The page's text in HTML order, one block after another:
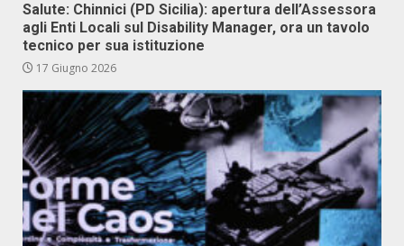
Salute: Chinnici (PD Sicilia): apertura dell’Assessora
agli Enti Locali sul Disability Manager, ora un tavolo
tecnico per sua istituzione
17 Giugno 2026